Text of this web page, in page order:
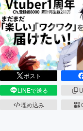
テクノロジ
映像・映画
ビジネス
まちづく
ポスト
LINEで送る
埋め込み